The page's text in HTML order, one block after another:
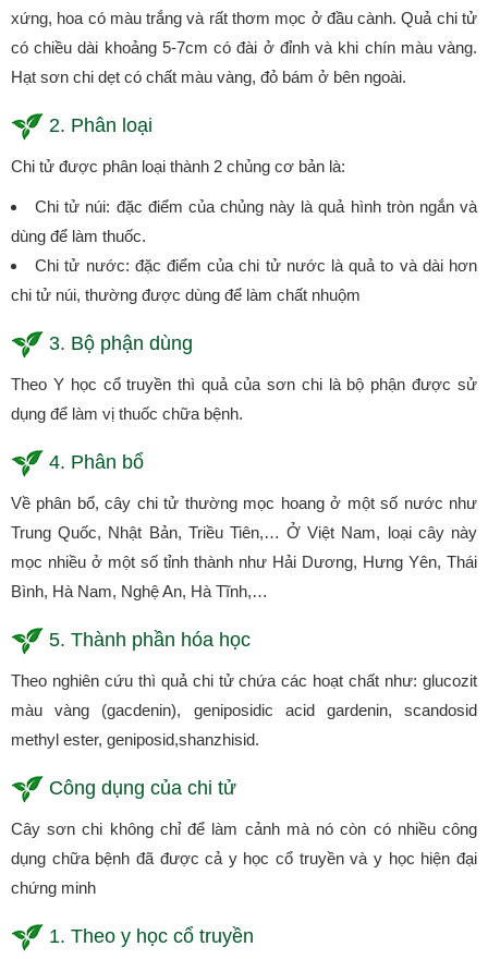
xứng, hoa có màu trắng và rất thơm mọc ở đầu cành. Quả chi tử
có chiều dài khoảng 5-7cm có đài ở đỉnh và khi chín màu vàng.
Hạt sơn chi dẹt có chất màu vàng, đỏ bám ở bên ngoài.
2. Phân loại
Chi tử được phân loại thành 2 chủng cơ bản là:
Chi tử núi: đặc điểm của chủng này là quả hình tròn ngắn và
dùng để làm thuốc.
Chi tử nước: đặc điểm của chi tử nước là quả to và dài hơn
chi tử núi, thường được dùng để làm chất nhuộm
3. Bộ phận dùng
Theo Y học cổ truyền thì quả của sơn chi là bộ phận được sử
dụng để làm vị thuốc chữa bệnh.
4. Phân bổ
Về phân bổ, cây chi tử thường mọc hoang ở một số nước như
Trung Quốc, Nhật Bản, Triều Tiên,… Ở Việt Nam, loại cây này
mọc nhiều ở một số tỉnh thành như Hải Dương, Hưng Yên, Thái
Bình, Hà Nam, Nghệ An, Hà Tĩnh,…
5. Thành phần hóa học
Theo nghiên cứu thì quả chi tử chứa các hoạt chất như: glucozit
màu vàng (gacdenin), geniposidic acid gardenin, scandosid
methyl ester, geniposid,shanzhisid.
Công dụng của chi tử
Cây sơn chi không chỉ để làm cảnh mà nó còn có nhiều công
dụng chữa bệnh đã được cả y học cổ truyền và y học hiện đại
chứng minh
1. Theo y học cổ truyền